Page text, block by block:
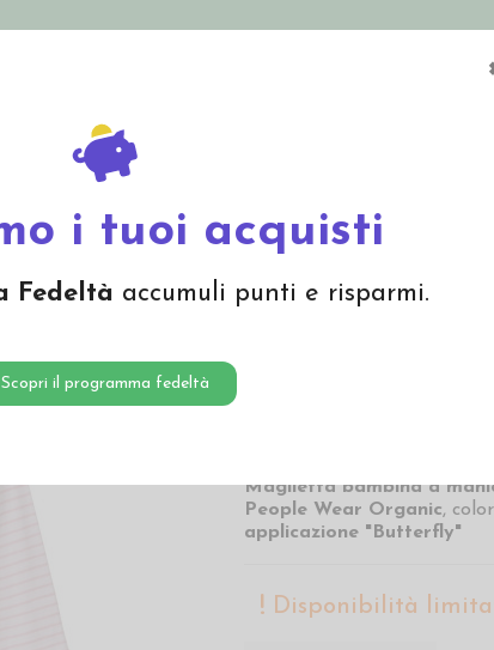
i tuoi acquisti
Fedeltà accumuli punti e risparmi.
Scopri il programma fedeltà
Offerte
- col. malva a righe
Maglietta
"Butterfly" -
16,00 € Prezzo più basso
Maglietta bambina a
People Wear Organic,
applicazione "Butterfly"
Disponibilità